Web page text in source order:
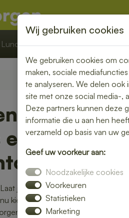
Lunchpakketten Overige
in Klooster
snel bij
je lunch bezorgen in Klooster
kiest voor een rijk belegd broodje,
het bij jou op locatie.
Wij gebruiken cookies
We gebruiken cookies om
maken, sociale
te analyseren. We delen
site met onze social media-,
Deze partners kunnen deze
informatie die u aan hen
verzameld op basis van uw
Geef uw voorkeur aan:
Noodzakelijke cookies
Voorkeuren
Statistieken
Marketing